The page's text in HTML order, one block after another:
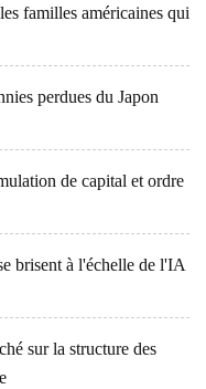
familles américaines qui
perdues du Japon
de capital et ordre
brisent à l'échelle de l'IA
sur la structure des